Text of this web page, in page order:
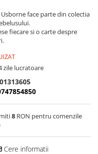
face parte din colectia
fiecare si o carte despre
zile lucratoare
8RON pentru comenzile
Cere informatii